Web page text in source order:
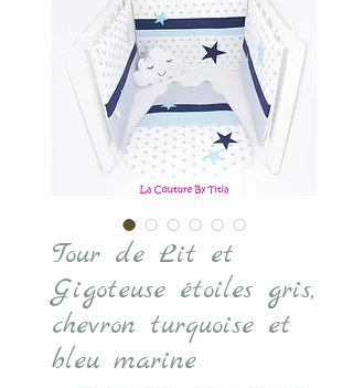
Tour de Lit et
Gigoteuse étoiles gris,
chevron turquoise et
bleu marine